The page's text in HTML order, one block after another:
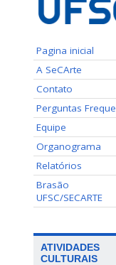
Pagina inicial
A SeCArte
Contato
Perguntas
Equipe
Organograma
Relatórios
Brasão
UFSC/SECARTE
ATIVIDADES
CULTURAIS